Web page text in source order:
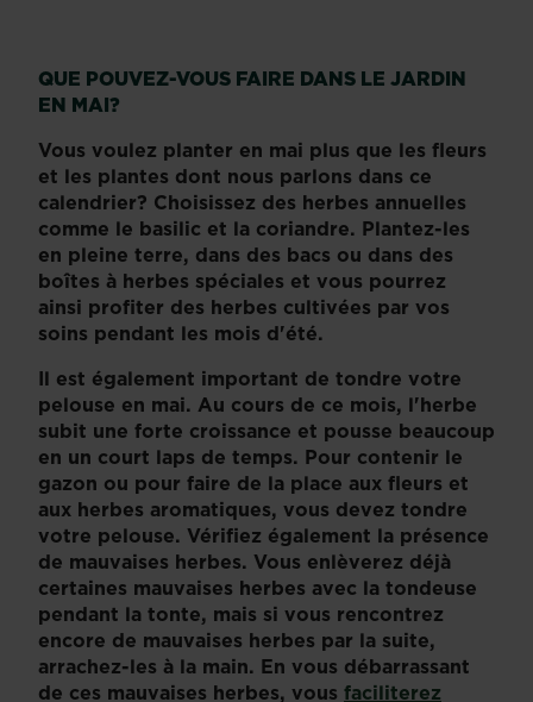
QUE POUVEZ-VOUS FAIRE DANS LE JARDIN
EN MAI?
Vous voulez planter en mai plus que les fleurs
et les plantes dont nous parlons dans ce
calendrier? Choisissez des herbes annuelles
comme le basilic et la coriandre. Plantez-les
en pleine terre, dans des bacs ou dans des
boîtes à herbes spéciales et vous pourrez
ainsi profiter des herbes cultivées par vos
soins pendant les mois d'été.
Il est également important de tondre votre
pelouse en mai. Au cours de ce mois, l'herbe
subit une forte croissance et pousse beaucoup
en un court laps de temps. Pour contenir le
gazon ou pour faire de la place aux fleurs et
aux herbes aromatiques, vous devez tondre
votre pelouse. Vérifiez également la présence
de mauvaises herbes. Vous enlèverez déjà
certaines mauvaises herbes avec la tondeuse
pendant la tonte, mais si vous rencontrez
encore de mauvaises herbes par la suite,
arrachez-les à la main. En vous débarrassant
de ces mauvaises herbes, vous faciliterez